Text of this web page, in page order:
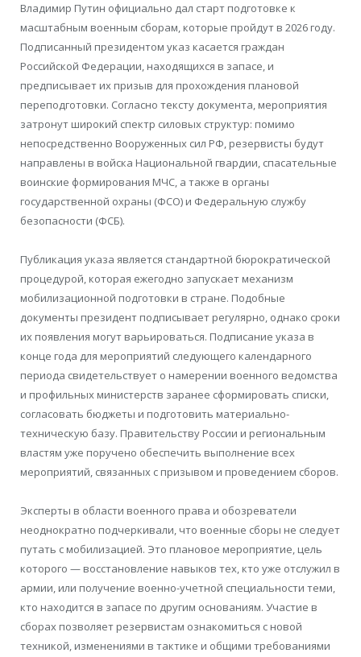
Владимир Путин официально дал старт подготовке к
масштабным военным сборам, которые пройдут в 2026 году.
Подписанный президентом указ касается граждан
Российской Федерации, находящихся в запасе, и
предписывает их призыв для прохождения плановой
переподготовки. Согласно тексту документа, мероприятия
затронут широкий спектр силовых структур: помимо
непосредственно Вооруженных сил РФ, резервисты будут
направлены в войска Национальной гвардии, спасательные
воинские формирования МЧС, а также в органы
государственной охраны (ФСО) и Федеральную службу
безопасности (ФСБ).
Публикация указа является стандартной бюрократической
процедурой, которая ежегодно запускает механизм
мобилизационной подготовки в стране. Подобные
документы президент подписывает регулярно, однако сроки
их появления могут варьироваться. Подписание указа в
конце года для мероприятий следующего календарного
периода свидетельствует о намерении военного ведомства
и профильных министерств заранее сформировать списки,
согласовать бюджеты и подготовить материально-
техническую базу. Правительству России и региональным
властям уже поручено обеспечить выполнение всех
мероприятий, связанных с призывом и проведением сборов.
Эксперты в области военного права и обозреватели
неоднократно подчеркивали, что военные сборы не следует
путать с мобилизацией. Это плановое мероприятие, цель
которого — восстановление навыков тех, кто уже отслужил в
армии, или получение военно-учетной специальности теми,
кто находится в запасе по другим основаниям. Участие в
сборах позволяет резервистам ознакомиться с новой
техникой, изменениями в тактике и общими требованиями